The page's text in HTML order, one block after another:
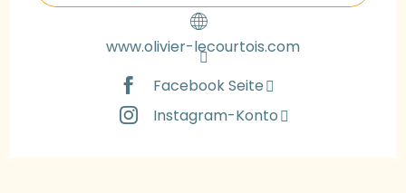
www.olivier-lecourtois.com
Facebook Seite
Instagram-Konto